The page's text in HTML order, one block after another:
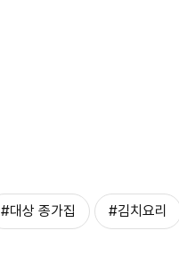
#대상 종가집 #김치요리